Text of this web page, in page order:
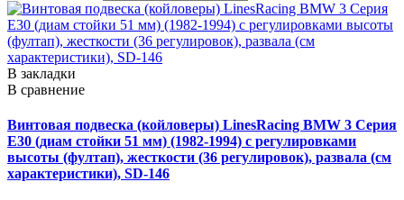
В закладки
В сравнение
Винтовая подвеска (койловеры) LinesRacing BMW 3 Серия
E30 (диам стойки 51 мм) (1982-1994) с регулировками
высоты (фултап), жесткости (36 регулировок), развала (см
характеристики), SD-146